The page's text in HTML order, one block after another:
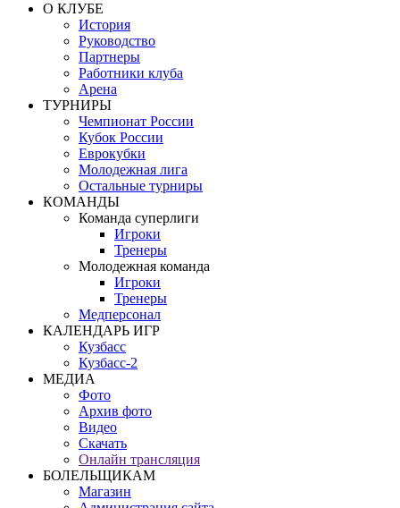
О КЛУБЕ
История
Руководство
Партнеры
Работники клуба
Арена
ТУРНИРЫ
Чемпионат России
Кубок России
Еврокубки
Молодежная лига
Остальные турниры
КОМАНДЫ
Команда суперлиги
Игроки
Тренеры
Молодежная команда
Игроки
Тренеры
Медперсонал
КАЛЕНДАРЬ ИГР
Кузбасс
Кузбасс-2
МЕДИА
Фото
Архив фото
Видео
Скачать
Онлайн трансляция
БОЛЕЛЬЩИКАМ
Магазин